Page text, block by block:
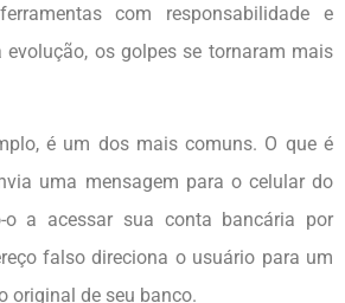
com responsabilidade e
evolução, os golpes se tornaram mais
é um dos mais comuns. O que é
uma mensagem para o celular do
o a acessar sua conta bancária por
falso direciona o usuário para um
original de seu banco.